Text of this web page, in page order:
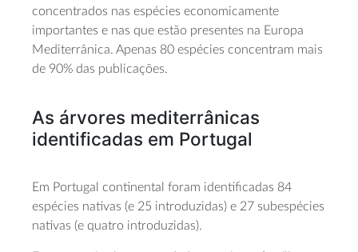
concentrados nas espécies economicamente
importantes e nas que estão presentes na Europa
Mediterrânica. Apenas 80 espécies concentram mais
de 90% das publicações.
As árvores mediterrânicas
identificadas em Portugal
Em Portugal continental foram identificadas 84
espécies nativas (e 25 introduzidas) e 27 subespécies
nativas (e quatro introduzidas).